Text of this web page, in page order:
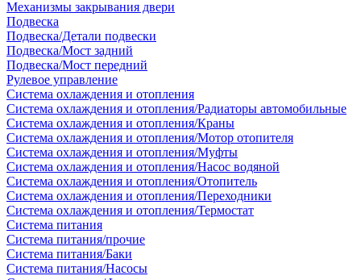
Механизмы закрывания двери
Подвеска
Подвеска/Детали подвески
Подвеска/Мост задний
Подвеска/Мост передний
Рулевое управление
Система охлаждения и отопления
Система охлаждения и отопления/Радиаторы автомобильные
Система охлаждения и отопления/Краны
Система охлаждения и отопления/Мотор отопителя
Система охлаждения и отопления/Муфты
Система охлаждения и отопления/Насос водяной
Система охлаждения и отопления/Отопитель
Система охлаждения и отопления/Переходники
Система охлаждения и отопления/Термостат
Система питания
Система питания/прочие
Система питания/Баки
Система питания/Насосы